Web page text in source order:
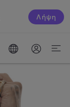
Λήψη